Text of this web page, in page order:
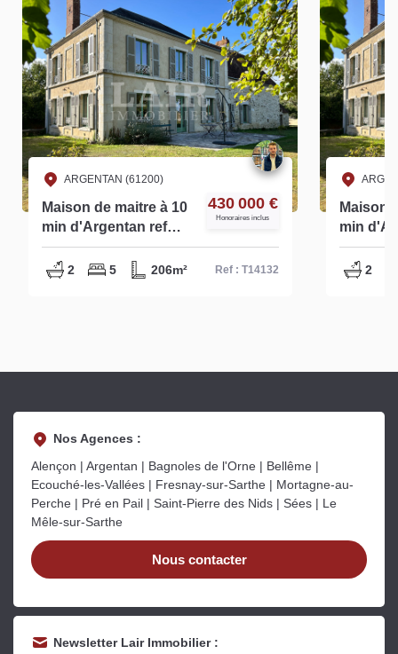
ARGENTAN (61200)
Maison de maitre à 10
min d'Argentan ref
T14132
430 000 €
Honoraires inclus
2 5 206m² Ref : T14132
Maison
min
S14132
2
Nos Agences :
Alençon | Argentan | Bagnoles de l'Orne | Bellême |
Ecouché-les-Vallées | Fresnay-sur-Sarthe | Mortagne-au-
Perche | Pré en Pail | Saint-Pierre des Nids | Sées | Le
Mêle-sur-Sarthe
Nous contacter
Newsletter Lair Immobilier :